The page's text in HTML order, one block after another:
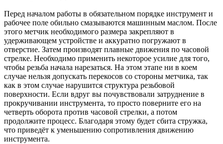
Перед началом работы в обязательном порядке инструмент и
рабочее поле обильно смазываются машинным маслом. После
этого метчик необходимого размера закрепляют в
удерживающем устройстве и аккуратно погружают в
отверстие. Затем производят плавные движения по часовой
стрелке. Необходимо применить некоторое усилие для того,
чтобы резьба начала нарезаться. На этом этапе ни в коем
случае нельзя допускать перекосов со стороны метчика, так
как в этом случае нарушится структура резьбовой
поверхности. Если вдруг вы почувствовали затруднение в
прокручивании инструмента, то просто поверните его на
четверть оборота против часовой стрелки, а потом
продолжите процесс. Благодаря этому будет сбита стружка,
что приведёт к уменьшению сопротивления движению
инструмента.